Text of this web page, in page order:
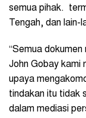
semua pihak.
Tengah, dan lain-
“Semua
John Gobay kami
upaya
tindakan itu tidak
dalam mediasi